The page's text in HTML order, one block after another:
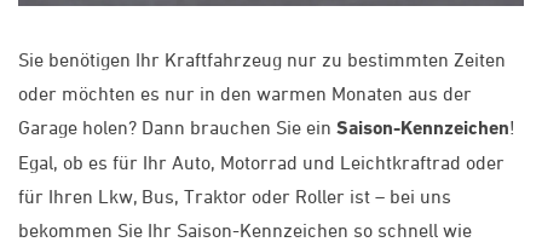
Sie benötigen Ihr Kraftfahrzeug nur zu bestimmten Zeiten
oder möchten es nur in den warmen Monaten aus der
Garage holen? Dann brauchen Sie ein Saison-Kennzeichen!
Egal, ob es für Ihr Auto, Motorrad und Leichtkraftrad oder
für Ihren Lkw, Bus, Traktor oder Roller ist – bei uns
bekommen Sie Ihr Saison-Kennzeichen so schnell wie